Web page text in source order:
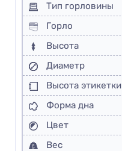
Тип горловины
Горло
Высота
Диаметр
Высота этикетки
Форма дна
Цвет
Вес